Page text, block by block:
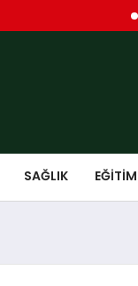
SAĞLIK EĞITIM